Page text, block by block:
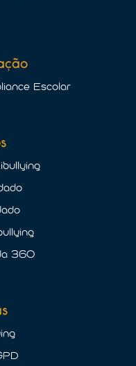
Escolar
360